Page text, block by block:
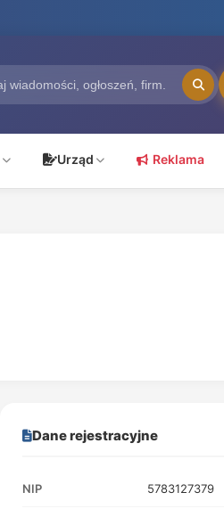
Urząd Reklama
Dane rejestracyjne
NIP 5783127379